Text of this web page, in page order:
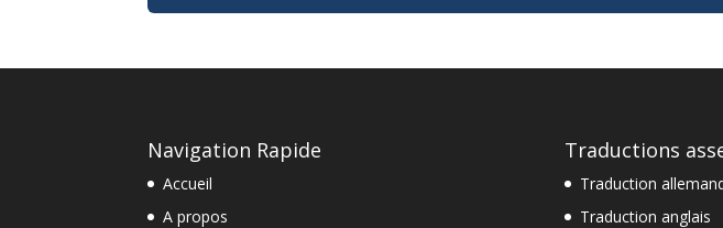
Navigation Rapide
Accueil
A propos
Traductions
Traduction
Traduction anglais